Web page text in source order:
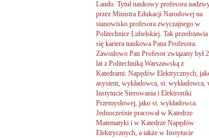
Lando. Tytuł naukowy profesora
przez Ministra Edukacji Narodowej na
stanowisko profesora zwyczajnego w
Politechnice Lubelskiej. Tak przedstawia
się kariera naukowa Pana Profesora.
Zawodowo Pan Profesor związany był
lat z Politechniką Warszawską z
Katedrami: Napędów Elektrycznych,
asystent, wykładowca, st. wykładowca,
Instytucie Sterowania i Elektroniki
Przemysłowej, jako st. wykładowca.
Jednocześnie pracował w Katedrze
Matematyki i w Katedrze Napędów
Elektrycznych, a także w Instytucie